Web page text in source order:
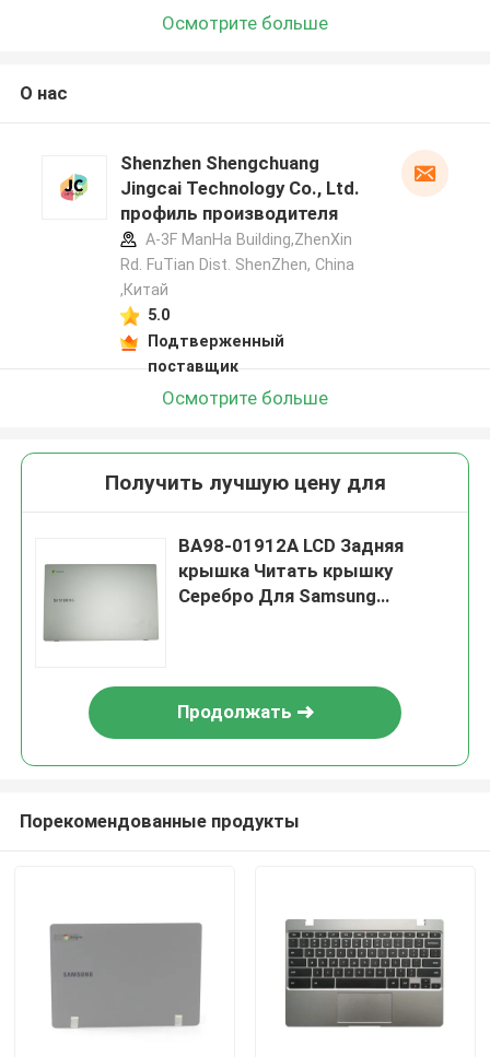
Осмотрите больше
О нас
Shenzhen Shengchuang
Jingcai Technology Co., Ltd.
профиль производителя
A-3F ManHa Building,ZhenXin
Rd. FuTian Dist. ShenZhen, China
,Китай
5.0
Подтверженный
поставщик
Осмотрите больше
Получить лучшую цену для
BA98-01912A LCD Задняя
крышка Читать крышку
Серебро Для Samsung
Продолжать
Порекомендованные продукты